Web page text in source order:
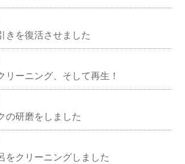
きを復活させました
リーニング、そして再生！
の研磨をしました
をクリーニングしました